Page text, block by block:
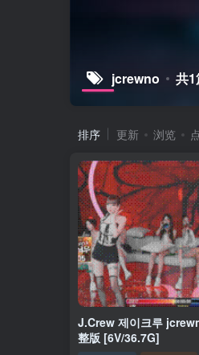
jcrewno 共1
排序 更新 浏览
J.Crew 제이크루
整版 [6V/36.7G]